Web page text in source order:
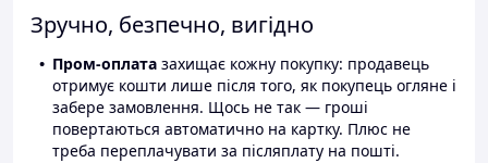
Зручно, безпечно, вигідно
Пром-оплата захищає кожну покупку: продавець
отримує кошти лише після того, як покупець огляне і
забере замовлення. Щось не так — гроші
повертаються автоматично на картку. Плюс не
треба переплачувати за післяплату на пошті.